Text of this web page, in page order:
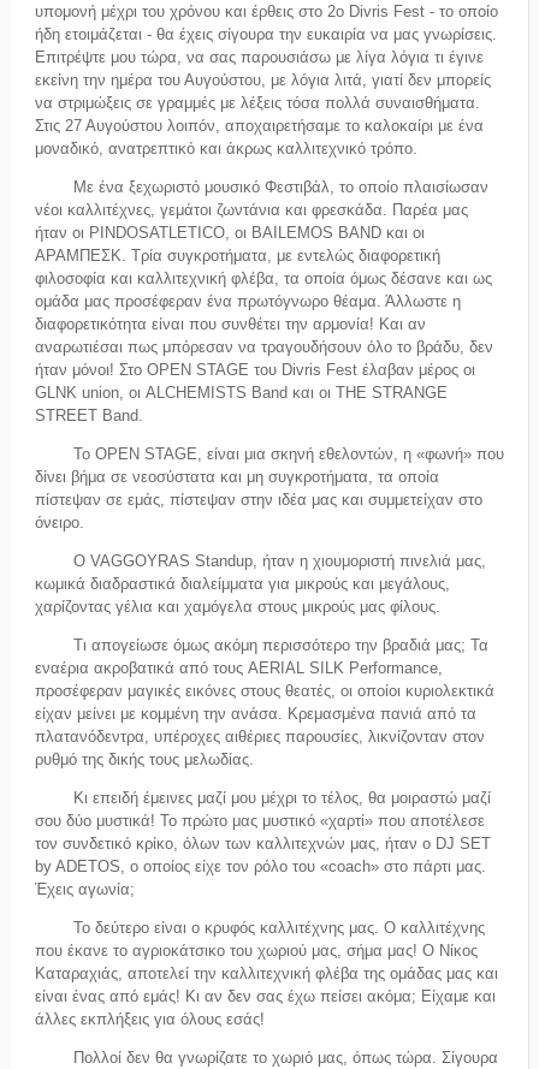
υπομονή μέχρι του χρόνου και έρθεις στο 2ο Divris Fest - το οποίο
ήδη ετοιμάζεται - θα έχεις σίγουρα την ευκαιρία να μας γνωρίσεις.
Επιτρέψτε μου τώρα, να σας παρουσιάσω με λίγα λόγια τι έγινε
εκείνη την ημέρα του Αυγούστου, με λόγια λιτά, γιατί δεν μπορείς
να στριμώξεις σε γραμμές με λέξεις τόσα πολλά συναισθήματα.
Στις 27 Αυγούστου λοιπόν, αποχαιρετήσαμε το καλοκαίρι με ένα
μοναδικό, ανατρεπτικό και άκρως καλλιτεχνικό τρόπο.
Με ένα ξεχωριστό μουσικό Φεστιβάλ, το οποίο πλαισίωσαν
νέοι καλλιτέχνες, γεμάτοι ζωντάνια και φρεσκάδα. Παρέα μας
ήταν οι PINDOSATLETICO, οι BAILEMOS BAND και οι
ΑΡΑΜΠΕΣΚ. Τρία συγκροτήματα, με εντελώς διαφορετική
φιλοσοφία και καλλιτεχνική φλέβα, τα οποία όμως δέσανε και ως
ομάδα μας προσέφεραν ένα πρωτόγνωρο θέαμα. Άλλωστε η
διαφορετικότητα είναι που συνθέτει την αρμονία! Και αν
αναρωτιέσαι πως μπόρεσαν να τραγουδήσουν όλο το βράδυ, δεν
ήταν μόνοι! Στο OPEN STAGE του Divris Fest έλαβαν μέρος οι
GLNK union, οι ALCHEMISTS Band και οι THE STRANGE
STREET Band.
Το OPEN STAGE, είναι μια σκηνή εθελοντών, η «φωνή» που
δίνει βήμα σε νεοσύστατα και μη συγκροτήματα, τα οποία
πίστεψαν σε εμάς, πίστεψαν στην ιδέα μας και συμμετείχαν στο
όνειρο.
Ο VAGGOYRAS Standup, ήταν η χιουμοριστή πινελιά μας,
κωμικά διαδραστικά διαλείμματα για μικρούς και μεγάλους,
χαρίζοντας γέλια και χαμόγελα στους μικρούς μας φίλους.
Τι απογείωσε όμως ακόμη περισσότερο την βραδιά μας; Τα
εναέρια ακροβατικά από τους AERIAL SILK Performance,
προσέφεραν μαγικές εικόνες στους θεατές, οι οποίοι κυριολεκτικά
είχαν μείνει με κομμένη την ανάσα. Κρεμασμένα πανιά από τα
πλατανόδεντρα, υπέροχες αιθέριες παρουσίες, λικνίζονταν στον
ρυθμό της δικής τους μελωδίας.
Κι επειδή έμεινες μαζί μου μέχρι το τέλος, θα μοιραστώ μαζί
σου δύο μυστικά! Το πρώτο μας μυστικό «χαρτί» που αποτέλεσε
τον συνδετικό κρίκο, όλων των καλλιτεχνών μας, ήταν ο DJ SET
by ADETOS, ο οποίος είχε τον ρόλο του «coach» στο πάρτι μας.
Έχεις αγωνία;
Το δεύτερο είναι ο κρυφός καλλιτέχνης μας. Ο καλλιτέχνης
που έκανε το αγριοκάτσικο του χωριού μας, σήμα μας! Ο Νίκος
Καταραχιάς, αποτελεί την καλλιτεχνική φλέβα της ομάδας μας και
είναι ένας από εμάς! Κι αν δεν σας έχω πείσει ακόμα; Είχαμε και
άλλες εκπλήξεις για όλους εσάς!
Πολλοί δεν θα γνωρίζατε το χωριό μας, όπως τώρα. Σίγουρα